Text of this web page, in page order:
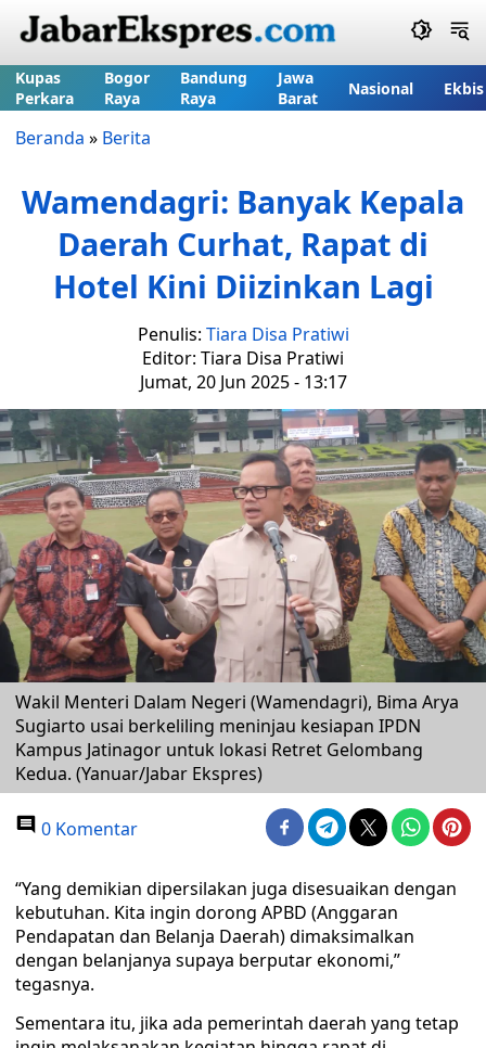
Kupas
Perkara
Bogor
Raya
Bandung
Raya
Jawa
Barat
Nasional Ekbis
Beranda » Berita
Wamendagri: Banyak Kepala
Daerah Curhat, Rapat di
Hotel Kini Diizinkan Lagi
Penulis: Tiara Disa Pratiwi
Editor: Tiara Disa Pratiwi
Jumat, 20 Jun 2025 - 13:17
Wakil Menteri Dalam Negeri (Wamendagri), Bima Arya
Sugiarto usai berkeliling meninjau kesiapan IPDN
Kampus Jatinagor untuk lokasi Retret Gelombang
Kedua. (Yanuar/Jabar Ekspres)
0 Komentar
“Yang demikian dipersilakan juga disesuaikan dengan
kebutuhan. Kita ingin dorong APBD (Anggaran
Pendapatan dan Belanja Daerah) dimaksimalkan
dengan belanjanya supaya berputar ekonomi,”
tegasnya.
Sementara itu, jika ada pemerintah daerah yang tetap